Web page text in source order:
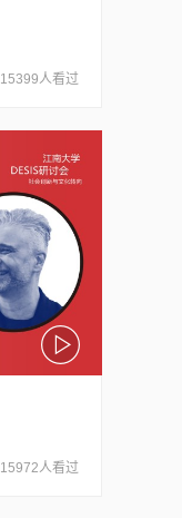
15399人看过
15972人看过